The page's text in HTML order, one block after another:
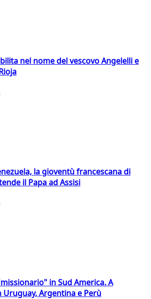
nel nome del vescovo Angelelli e
la gioventù francescana di
il Papa ad Assisi
in Sud America. A
Uruguay, Argentina e Perù